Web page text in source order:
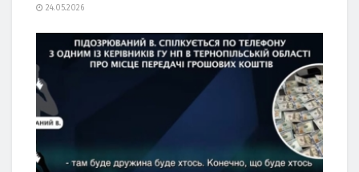
24.05.2026